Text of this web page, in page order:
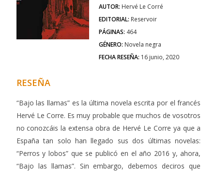
AUTOR: Hervé Le Corré
EDITORIAL: Reservoir
PÁGINAS: 464
GÉNERO: Novela negra
FECHA RESEÑA: 16 junio, 2020
RESEÑA
“Bajo las llamas” es la última novela escrita por el francés
Hervé Le Corre. Es muy probable que muchos de vosotros
no conozcáis la extensa obra de Hervé Le Corre ya que a
España tan solo han llegado sus dos últimas novelas:
“Perros y lobos” que se publicó en el año 2016 y, ahora,
“Bajo las llamas”. Sin embargo, debemos deciros que